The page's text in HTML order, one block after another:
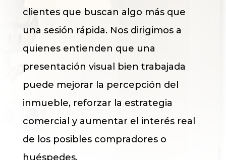
clientes que buscan algo más que
una sesión rápida. Nos dirigimos a
quienes entienden que una
presentación visual bien trabajada
puede mejorar la percepción del
inmueble, reforzar la estrategia
comercial y aumentar el interés real
de los posibles compradores o
huéspedes.